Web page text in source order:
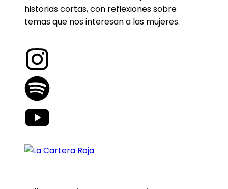
historias cortas, con reflexiones sobre
temas que nos interesan a las mujeres.